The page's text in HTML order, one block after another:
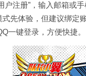
户注册”，输入邮箱或
先体验，但建议绑定
一键登录，方便快捷。